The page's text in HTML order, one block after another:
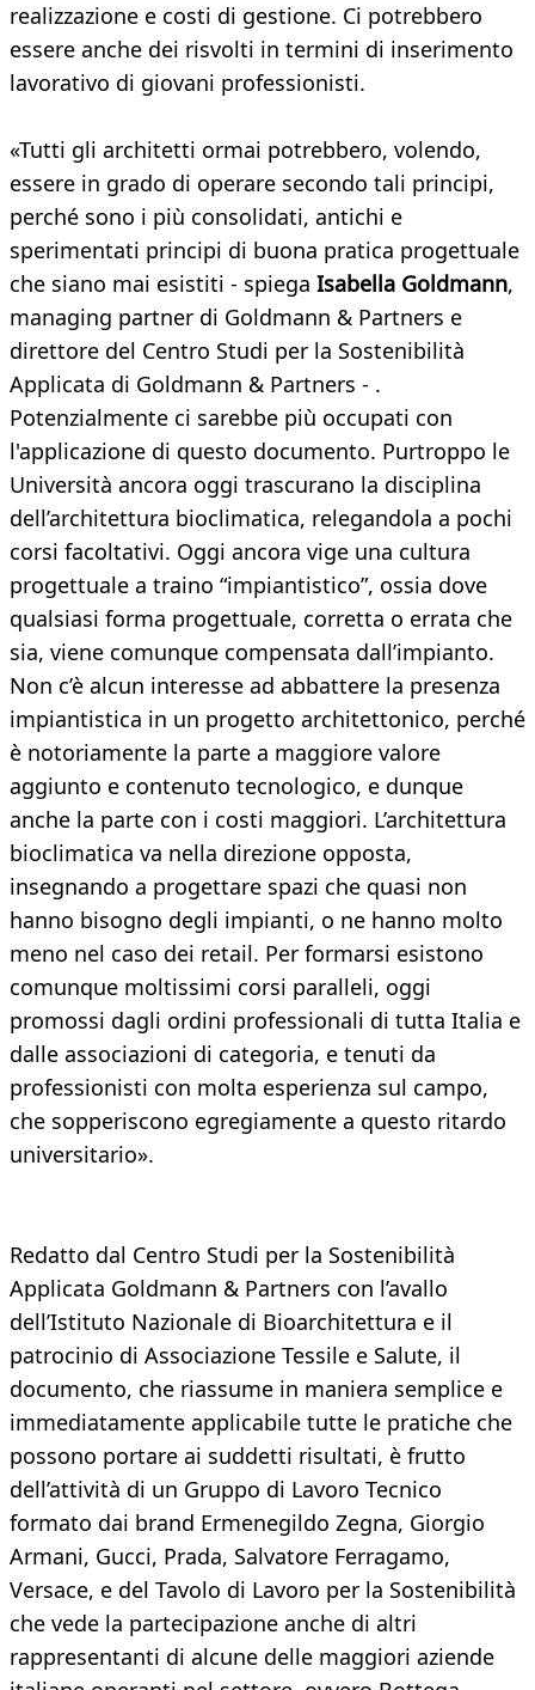
realizzazione e costi di gestione. Ci potrebbero
essere anche dei risvolti in termini di inserimento
lavorativo di giovani professionisti.
«Tutti gli architetti ormai potrebbero, volendo,
essere in grado di operare secondo tali principi,
perché sono i più consolidati, antichi e
sperimentati principi di buona pratica progettuale
che siano mai esistiti - spiega Isabella Goldmann,
managing partner di Goldmann & Partners e
direttore del Centro Studi per la Sostenibilità
Applicata di Goldmann & Partners - .
Potenzialmente ci sarebbe più occupati con
l'applicazione di questo documento. Purtroppo le
Università ancora oggi trascurano la disciplina
dell’architettura bioclimatica, relegandola a pochi
corsi facoltativi. Oggi ancora vige una cultura
progettuale a traino “impiantistico”, ossia dove
qualsiasi forma progettuale, corretta o errata che
sia, viene comunque compensata dall’impianto.
Non c’è alcun interesse ad abbattere la presenza
impiantistica in un progetto architettonico, perché
è notoriamente la parte a maggiore valore
aggiunto e contenuto tecnologico, e dunque
anche la parte con i costi maggiori. L’architettura
bioclimatica va nella direzione opposta,
insegnando a progettare spazi che quasi non
hanno bisogno degli impianti, o ne hanno molto
meno nel caso dei retail. Per formarsi esistono
comunque moltissimi corsi paralleli, oggi
promossi dagli ordini professionali di tutta Italia e
dalle associazioni di categoria, e tenuti da
professionisti con molta esperienza sul campo,
che sopperiscono egregiamente a questo ritardo
universitario».
Redatto dal Centro Studi per la Sostenibilità
Applicata Goldmann & Partners con l’avallo
dell’Istituto Nazionale di Bioarchitettura e il
patrocinio di Associazione Tessile e Salute, il
documento, che riassume in maniera semplice e
immediatamente applicabile tutte le pratiche che
possono portare ai suddetti risultati, è frutto
dell’attività di un Gruppo di Lavoro Tecnico
formato dai brand Ermenegildo Zegna, Giorgio
Armani, Gucci, Prada, Salvatore Ferragamo,
Versace, e del Tavolo di Lavoro per la Sostenibilità
che vede la partecipazione anche di altri
rappresentanti di alcune delle maggiori aziende